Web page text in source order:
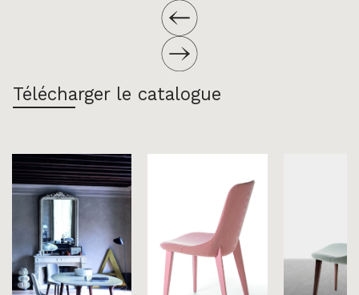
Télécharger le catalogue